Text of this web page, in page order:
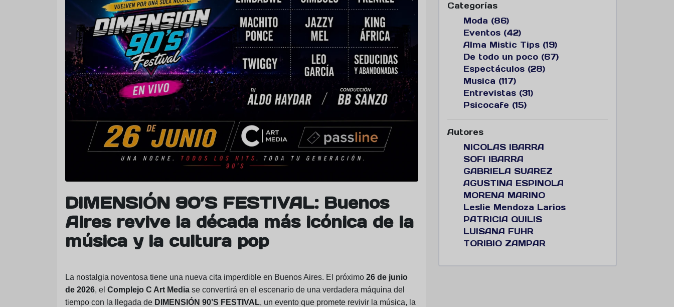
DIMENSIÓN 90’S FESTIVAL: Buenos
Aires revive la década más icónica de la
música y la cultura pop
La nostalgia noventosa tiene una nueva cita imperdible en Buenos Aires. El próximo 26 de junio
de 2026, el Complejo C Art Media se convertirá en el escenario de una verdadera máquina del
tiempo con la llegada de DIMENSIÓN 90’S FESTIVAL, un evento que promete revivir la música, la
Categorías
Moda (86)
Eventos (42)
Alma Mistic Tips (19)
De todo un poco (67)
Espectáculos (28)
Musica (117)
Entrevistas (31)
Psicocafe (15)
Autores
NICOLAS IBARRA
SOFI IBARRA
GABRIELA SUAREZ
AGUSTINA ESPINOLA
MORENA MARINO
Leslie Mendoza Larios
PATRICIA QUILIS
LUISANA FUHR
TORIBIO ZAMPAR